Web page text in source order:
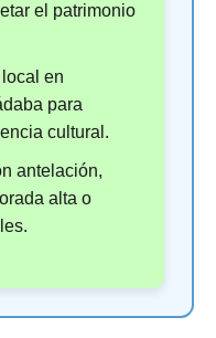
el patrimonio
en
para
cultural.
antelación,
alta o